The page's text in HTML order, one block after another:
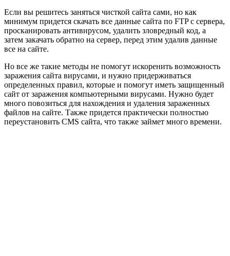
Если вы решитесь заняться чисткой сайта сами, но как
минимум придется скачать все данные сайта по FTP с сервера,
просканировать антивирусом, удалить зловредный код, а
затем закачать обратно на сервер, перед этим удалив данные
все на сайте.
Но все же такие методы не помогут искоренить возможность
заражения сайта вирусами, и нужно придерживаться
определенных правил, которые и помогут иметь защищенный
сайт от заражения компьютерными вирусами. Нужно будет
много повозиться для нахождения и удаления зараженных
файлов на сайте. Также придется практически полностью
переустановить CMS сайта, что также займет много времени.